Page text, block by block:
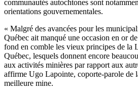
communautés autochtones sont
orientations gouvernementales.
« Malgré des avancées pour les
Québec ait manqué une occasion en or
fond en comble les vieux principes de la
Québec, lesquels donnent encore
aux activités minières par rapport aux
affirme Ugo Lapointe, coporte-parole de
meilleure mine.